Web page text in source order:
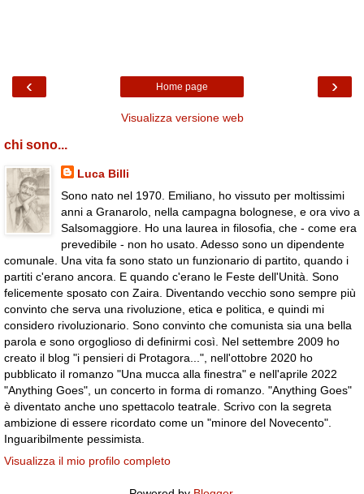
‹ ›
Home page
Visualizza versione web
chi sono...
Luca Billi
Sono nato nel 1970. Emiliano, ho vissuto per moltissimi
anni a Granarolo, nella campagna bolognese, e ora vivo a
Salsomaggiore. Ho una laurea in filosofia, che - come era
prevedibile - non ho usato. Adesso sono un dipendente
comunale. Una vita fa sono stato un funzionario di partito, quando i
partiti c'erano ancora. E quando c'erano le Feste dell'Unità. Sono
felicemente sposato con Zaira. Diventando vecchio sono sempre più
convinto che serva una rivoluzione, etica e politica, e quindi mi
considero rivoluzionario. Sono convinto che comunista sia una bella
parola e sono orgoglioso di definirmi così. Nel settembre 2009 ho
creato il blog "i pensieri di Protagora...", nell'ottobre 2020 ho
pubblicato il romanzo "Una mucca alla finestra" e nell'aprile 2022
"Anything Goes", un concerto in forma di romanzo. "Anything Goes"
è diventato anche uno spettacolo teatrale. Scrivo con la segreta
ambizione di essere ricordato come un "minore del Novecento".
Inguaribilmente pessimista.
Visualizza il mio profilo completo